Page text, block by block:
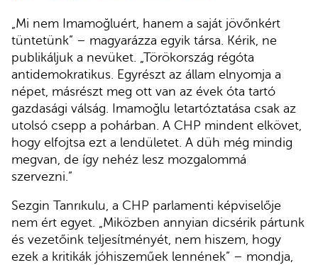
„Mi nem Imamoğluért, hanem a saját jövőnkért
tüntetünk” – magyarázza egyik társa. Kérik, ne
publikáljuk a nevüket. „Törökország régóta
antidemokratikus. Egyrészt az állam elnyomja a
népet, másrészt meg ott van az évek óta tartó
gazdasági válság. Imamoğlu letartóztatása csak az
utolsó csepp a pohárban. A CHP mindent elkövet,
hogy elfojtsa ezt a lendületet. A düh még mindig
megvan, de így nehéz lesz mozgalommá
szervezni.”
Sezgin Tanrıkulu, a CHP parlamenti képviselője
nem ért egyet. „Miközben annyian dicsérik pártunk
és vezetőink teljesítményét, nem hiszem, hogy
ezek a kritikák jóhiszeműek lennének” – mondja,